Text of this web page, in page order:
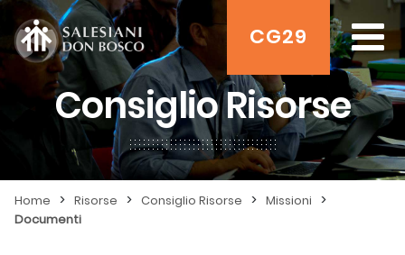
CG29
Consiglio Risorse
Home > Risorse > Consiglio Risorse > Missioni >
Documenti